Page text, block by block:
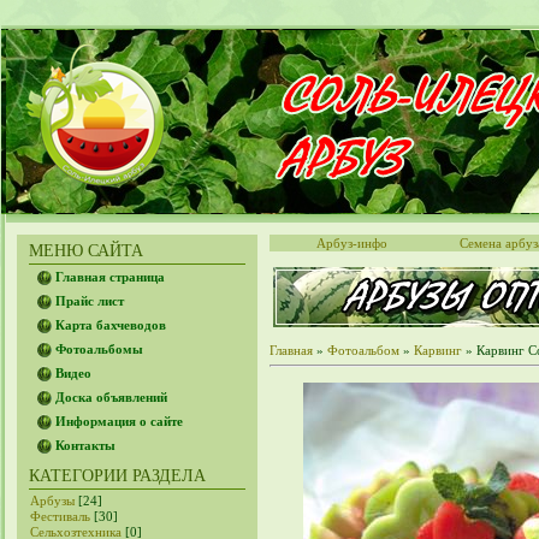
МЕНЮ САЙТА
Главная страница
Прайс лист
Карта бахчеводов
Фотоальбомы
Видео
Доска объявлений
Информация о сайте
Контакты
КАТЕГОРИИ РАЗДЕЛА
Арбузы [24]
Фестиваль [30]
Сельхозтехника [0]
Арбуз-инфо Семена
Главная » Фотоальбом » Карвинг » Карвинг